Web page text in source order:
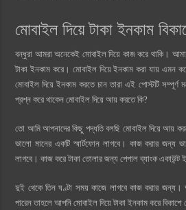
মোবাইল দিয়ে টাকা ইনকাম
বন্ধুরা আমরা অনেকেই মোবাইল দিয়ে কাজ করে থাকি।
টাকা ইনকাম করে। মোবাইল দিয়ে ইনকাম করা যায় এমন
মোবাইল দিয়ে ইনকাম করতে চান তারা এই পোস্টটি
প্রশ্ন করে থাকেন মোবাইল দিয়ে আয় করতে কি?
তো আমি আপনাদের কিছু পদ্ধতি বলছি মোবাইল দিয়ে আয়
ভালো মানের একটি স্মার্টফোন লাগবে। কাজ করার জন্য
লাগবে। কাজ করে টাকা তোলার জন্য পেপাল ব্যাংক একাউন্ট
দুই থেকে তিন ঘণ্টা সময় কাজে লাগবে কাজ করার জন্য।
পারেন তাহলে আপনি মোবাইল দিয়ে টাকা ইনকাম করে বিকাশে